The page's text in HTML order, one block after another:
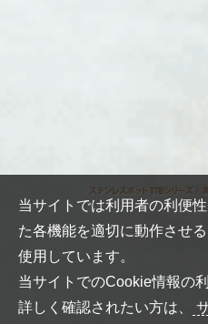
当サイトでは利用者の利便
た各機能を適切に動作させ
使用しています。
当サイトでのCookie情報の
詳しく確認されたい方は、